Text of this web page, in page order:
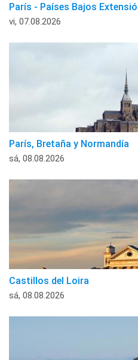
París - Países Bajos
vi, 07.08.2026
París, Bretaña y Normandía
sá, 08.08.2026
Castillos del Loira
sá, 08.08.2026